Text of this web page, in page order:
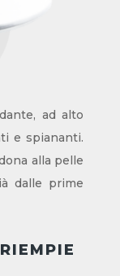
ad alto
e spiananti.
alla pelle
dalle prime